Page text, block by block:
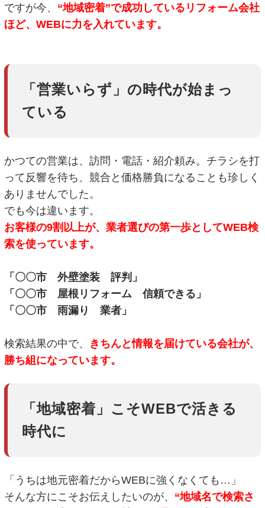
ですが今、 “地域密着”で成功しているリフォーム会社
ほど、WEBに力を入れています。
「営業いらず」の時代が始まっ
ている
かつての営業は、訪問・電話・紹介頼み。チラシを打
って反響を待ち、競合と価格勝負になることも珍しく
ありませんでした。
でも今は違います。
お客様の9割以上が、業者選びの第一歩としてWEB検
索を使っています。
「〇〇市 外壁塗装 評判」
「〇〇市 屋根リフォーム 信頼できる」
「〇〇市 雨漏り 業者」
検索結果の中で、 きちんと情報を届けている会社が、
勝ち組になっています。
「地域密着」こそWEBで活きる
時代に
「うちは地元密着だからWEBに強くなくても…」
そんな方にこそお伝えしたいのが、 “地域名で検索さ